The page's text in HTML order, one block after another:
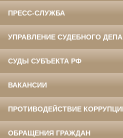
ПРЕСС-СЛУЖБА
УПРАВЛЕНИЕ СУДЕБНОГО
СУДЫ СУБЪЕКТА РФ
ВАКАНСИИ
ПРОТИВОДЕЙСТВИЕ
ОБРАЩЕНИЯ ГРАЖДАН